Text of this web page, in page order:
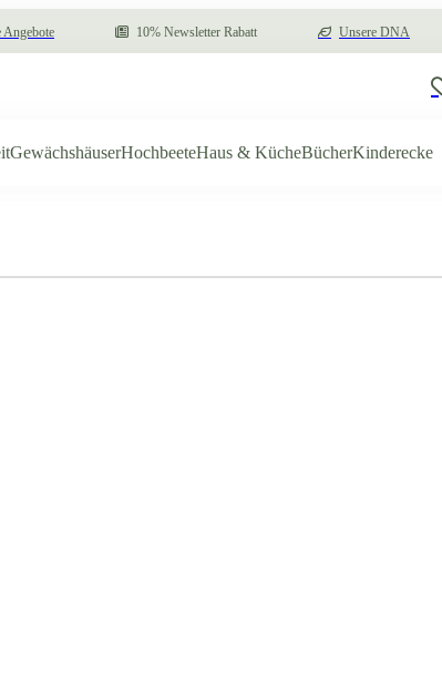
10% Newsletter Rabatt Unsere DNA
GewächshäuserHochbeeteHaus & KücheBücherKinderecke